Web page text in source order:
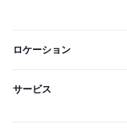
ロケーション
サービス